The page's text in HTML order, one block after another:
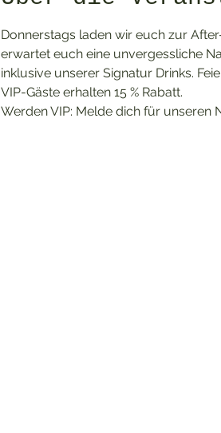
Donnerstags laden wir euch zur
erwartet euch eine unvergessliche
inklusive unserer Signatur Drinks.
VIP-Gäste erhalten 15 % Rabatt.
Werden VIP: Melde dich für unseren